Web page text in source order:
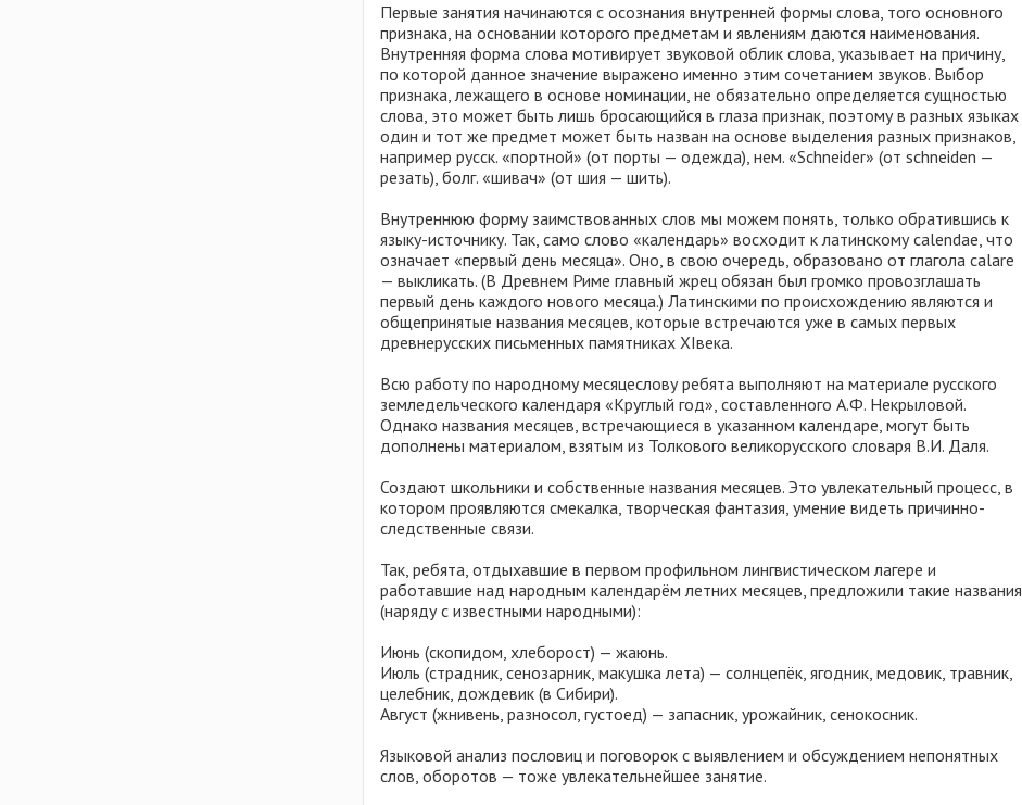
Первые занятия начинаются с осознания внутренней формы слова, того основного
признака, на основании которого предметам и явлениям даются наименования.
Внутренняя форма слова мотивирует звуковой облик слова, указывает на причину,
по которой данное значение выражено именно этим сочетанием звуков. Выбор
признака, лежащего в основе номинации, не обязательно определяется сущностью
слова, это может быть лишь бросающийся в глаза признак, поэтому в разных языках
один и тот же предмет может быть назван на основе выделения разных признаков,
например русск. «портной» (от порты — одежда), нем. «Schneider» (от schneiden —
резать), болг. «шивач» (от шия — шить).
Внутреннюю форму заимствованных слов мы можем понять, только обратившись к
языку-источнику. Так, само слово «календарь» восходит к латинскому calendae, что
означает «первый день месяца». Оно, в свою очередь, образовано от глагола calare
— выкликать. (В Древнем Риме главный жрец обязан был громко провозглашать
первый день каждого нового месяца.) Латинскими по происхождению являются и
общепринятые названия месяцев, которые встречаются уже в самых первых
древнерусских письменных памятниках XIвека.
Всю работу по народному месяцеслову ребята выполняют на материале русского
земледельческого календаря «Круглый год», составленного А.Ф. Некрыловой.
Однако названия месяцев, встречающиеся в указанном календаре, могут быть
дополнены материалом, взятым из Толкового великорусского словаря В.И. Даля.
Создают школьники и собственные названия месяцев. Это увлекательный процесс, в
котором проявляются смекалка, творческая фантазия, умение видеть причинно-
следственные связи.
Так, ребята, отдыхавшие в первом профильном лингвистическом лагере и
работавшие над народным календарём летних месяцев, предложили такие названия
(наряду с известными народными):
Июнь (скопидом, хлеборост) — жаюнь.
Июль (страдник, сенозарник, макушка лета) — солнцепёк, ягодник, медовик, травник,
целебник, дождевик (в Сибири).
Август (жнивень, разносол, густоед) — запасник, урожайник, сенокосник.
Языковой анализ пословиц и поговорок с выявлением и обсуждением непонятных
слов, оборотов — тоже увлекательнейшее занятие.